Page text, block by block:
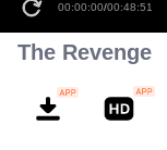
00:00:00/00:48:51
The Revenge